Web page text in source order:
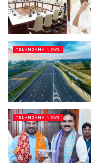
TELANGANA NEWS
TELANGANA NEWS